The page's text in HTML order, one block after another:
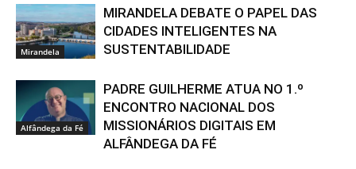
Mirandela
MIRANDELA DEBATE O PAPEL DAS
CIDADES INTELIGENTES NA
SUSTENTABILIDADE
Alfândega da Fé
PADRE GUILHERME ATUA NO 1.º
ENCONTRO NACIONAL DOS
MISSIONÁRIOS DIGITAIS EM
ALFÂNDEGA DA FÉ